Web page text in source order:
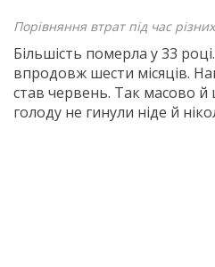
Порівняння втрат під час
Більшість померла у 33
впродовж шести місяців.
став червень. Так масово
голоду не гинули ніде й